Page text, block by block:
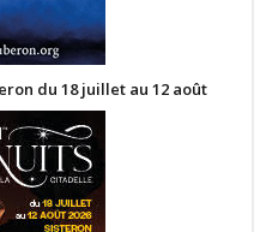
du 18 juillet au 12 août